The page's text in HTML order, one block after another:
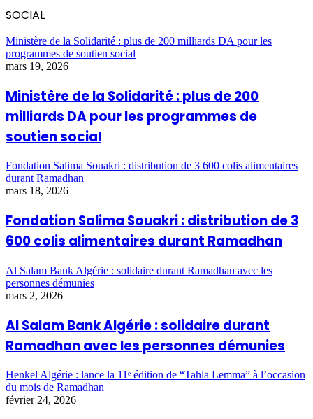
SOCIAL
Ministère de la Solidarité : plus de 200 milliards DA pour les
programmes de soutien social
mars 19, 2026
Ministère de la Solidarité : plus de 200
milliards DA pour les programmes de
soutien social
Fondation Salima Souakri : distribution de 3 600 colis alimentaires
durant Ramadhan
mars 18, 2026
Fondation Salima Souakri : distribution de 3
600 colis alimentaires durant Ramadhan
Al Salam Bank Algérie : solidaire durant Ramadhan avec les
personnes démunies
mars 2, 2026
Al Salam Bank Algérie : solidaire durant
Ramadhan avec les personnes démunies
Henkel Algérie : lance la 11ᵉ édition de “Tahla Lemma” à l’occasion
du mois de Ramadhan
février 24, 2026